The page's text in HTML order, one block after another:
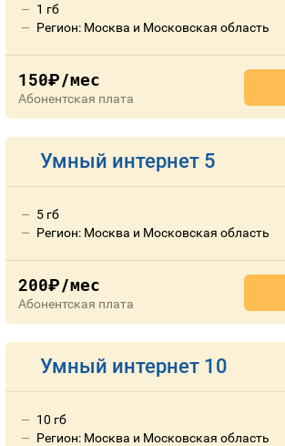
1 гб
Регион: Москва и Московская область
150руб./мес
Абонентская плата
Умный интернет 5
5 гб
Регион: Москва и Московская область
200руб./мес
Абонентская плата
Умный интернет 10
10 гб
Регион: Москва и Московская область